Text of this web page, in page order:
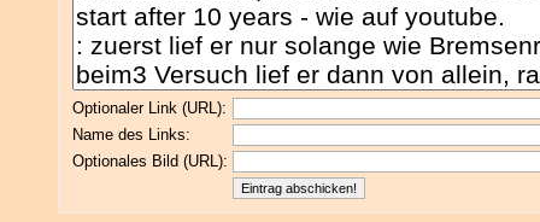
Optionaler Link (URL):
Name des Links:
Optionales Bild (URL):